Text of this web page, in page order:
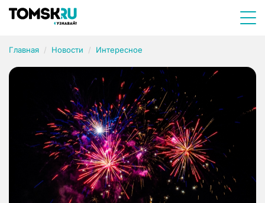
Главная Новости Интересное